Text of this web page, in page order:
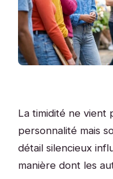
La timidité ne vient
personnalité mais
détail silencieux
manière dont les